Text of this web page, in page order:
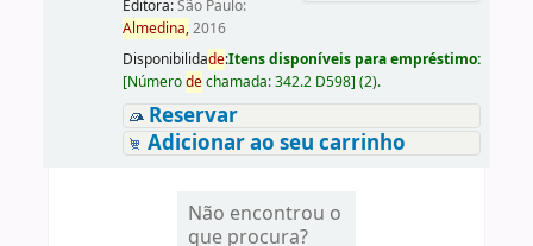
Editora:São Paulo:
Almedina,2016
Disponibilidade:Itens disponíveis para empréstimo:
[Númerodechamada:342.2 D598] (2).
Reservar
Adicionar ao seu carrinho
Não encontrou o
que procura?